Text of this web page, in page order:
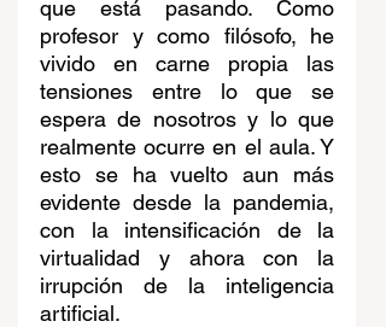
que está pasando. Como
profesor y como filósofo, he
vivido en carne propia las
tensiones entre lo que se
espera de nosotros y lo que
realmente ocurre en el aula. Y
esto se ha vuelto aun más
evidente desde la pandemia,
con la intensificación de la
virtualidad y ahora con la
irrupción de la inteligencia
artificial.